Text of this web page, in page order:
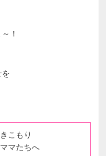
！
こもり
マたちへ